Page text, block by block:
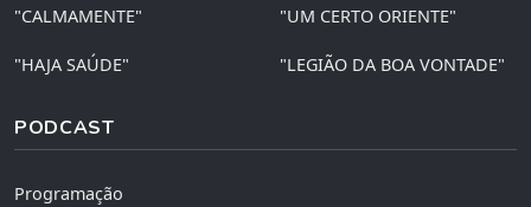
"CALMAMENTE" "UM CERTO ORIENTE"
"HAJA SAÚDE" "LEGIÃO DA BOA VONTADE"
PODCAST
Programação